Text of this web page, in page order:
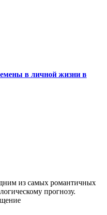
в личной жизни в
из самых романтичных
прогнозу.